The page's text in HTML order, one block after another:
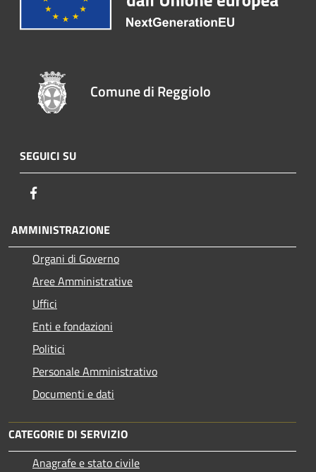
Comune di Reggiolo
SEGUICI SU
AMMINISTRAZIONE
Organi di Governo
Aree Amministrative
Uffici
Enti e fondazioni
Politici
Personale Amministrativo
Documenti e dati
CATEGORIE DI SERVIZIO
Anagrafe e stato civile